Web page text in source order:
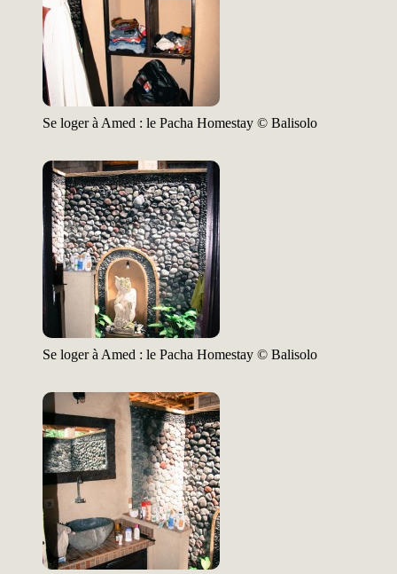
Se loger à Amed : le Pacha Homestay © Balisolo
Se loger à Amed : le Pacha Homestay © Balisolo